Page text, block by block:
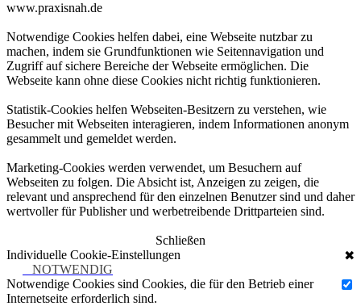
www.praxisnah.de
Notwendige Cookies helfen dabei, eine Webseite nutzbar zu
machen, indem sie Grundfunktionen wie Seitennavigation und
Zugriff auf sichere Bereiche der Webseite ermöglichen. Die
Webseite kann ohne diese Cookies nicht richtig funktionieren.
Statistik-Cookies helfen Webseiten-Besitzern zu verstehen, wie
Besucher mit Webseiten interagieren, indem Informationen anonym
gesammelt und gemeldet werden.
Marketing-Cookies werden verwendet, um Besuchern auf
Webseiten zu folgen. Die Absicht ist, Anzeigen zu zeigen, die
relevant und ansprechend für den einzelnen Benutzer sind und daher
wertvoller für Publisher und werbetreibende Drittparteien sind.
Schließen
Individuelle Cookie-Einstellungen
✖
NOTWENDIG
Notwendige Cookies sind Cookies, die für den Betrieb einer
Internetseite erforderlich sind.